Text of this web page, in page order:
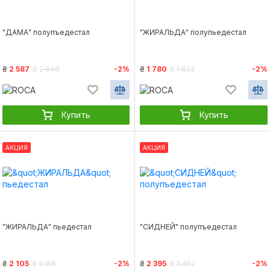
"ДАМА" полупъедестал
₴ 2 587 ₴ 2 648 -2%
Купить
"ЖИРАЛЬДА" полупьедестал
₴ 1 780 ₴ 1 822 -2%
Купить
АКЦИЯ
"ЖИРАЛЬДА" пьедестал
₴ 2 105 ₴ 2 155 -2%
АКЦИЯ
"СИДНЕЙ" полупъедестал
₴ 2 395 ₴ 2 452 -2%